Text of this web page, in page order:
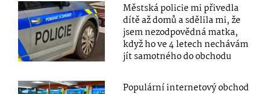
Městská policie mi přivedla
dítě až domů a sdělila mi, že
jsem nezodpovědná matka,
když ho ve 4 letech nechávám
jít samotného do obchodu
Populární internetový obchod